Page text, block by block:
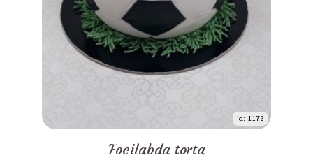
id: 1172
Focilabda torta